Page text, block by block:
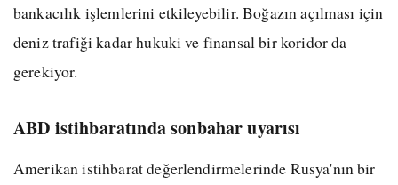
bankacılık işlemlerini etkileyebilir. Boğazın açılması için
deniz trafiği kadar hukuki ve finansal bir koridor da
gerekiyor.
ABD istihbaratında sonbahar uyarısı
Amerikan istihbarat değerlendirmelerinde Rusya'nın bir